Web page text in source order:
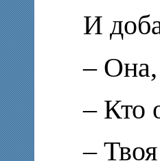
И
– Она,
– Кто
–